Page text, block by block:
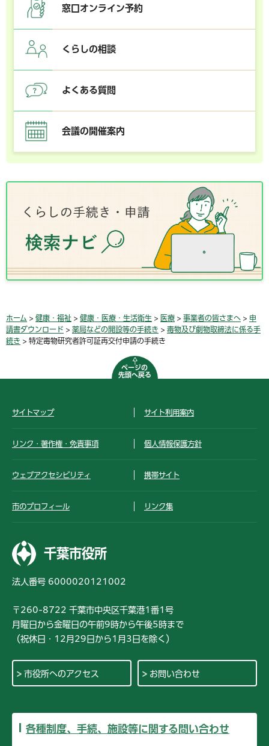
窓口オンライン予約
くらしの相談
よくある質問
会議の開催案内
ホーム > 健康・福祉 > 健康・医療・生活衛生 > 医療 > 事業者の皆さまへ > 申
請書ダウンロード > 薬局などの開設等の手続き > 毒物及び劇物取締法に係る手
続き > 特定毒物研究者許可証再交付申請の手続き
ページの
先頭へ戻る
サイトマップ サイト利用案内
リンク・著作権・免責事項 個人情報保護方針
ウェブアクセシビリティ 携帯サイト
市のプロフィール リンク集
千葉市役所
法人番号 6000020121002
〒260-8722 千葉市中央区千葉港1番1号
月曜日から金曜日の午前9時から午後5時まで
（祝休日・12月29日から1月3日を除く）
市役所へのアクセス お問い合わせ
各種制度、手続、施設等に関する問い合わせ